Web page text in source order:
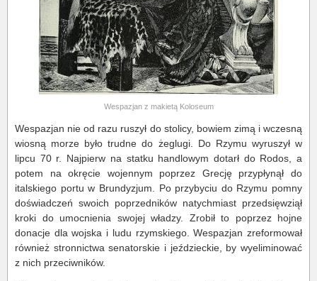
Wespazjan z makietą Koloseum
Wespazjan nie od razu ruszył do stolicy, bowiem zimą i wczesną
wiosną morze było trudne do żeglugi. Do Rzymu wyruszył w
lipcu 70 r. Najpierw na statku handlowym dotarł do Rodos, a
potem na okręcie wojennym poprzez Grecję przypłynął do
italskiego portu w Brundyzjum. Po przybyciu do Rzymu pomny
doświadczeń swoich poprzedników natychmiast przedsięwziął
kroki do umocnienia swojej władzy. Zrobił to poprzez hojne
donacje dla wojska i ludu rzymskiego. Wespazjan zreformował
również stronnictwa senatorskie i jeździeckie, by wyeliminować
z nich przeciwników.